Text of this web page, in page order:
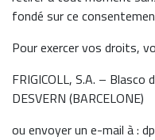
fondé sur ce
Pour exercer vos droits,
FRIGICOLL, S.A. –
DESVERN (BARCELONE)
ou envoyer un e-mail à :